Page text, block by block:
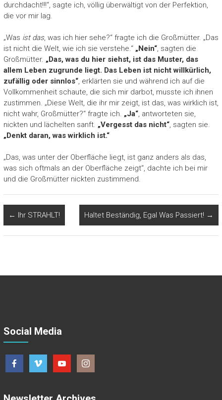
durchdacht!!!“, sagte ich, völlig überwältigt von der Perfektion,
die vor mir lag.
„Was ist das, was ich hier sehe?“ fragte ich die Großmütter. „Das
ist nicht die Welt, wie ich sie verstehe.“ „Nein“, sagten die
Großmütter. „Das, was du hier siehst, ist das Muster, das
allem Leben zugrunde liegt. Das Leben ist nicht willkürlich,
zufällig oder sinnlos“, erklärten sie und während ich auf die
Vollkommenheit schaute, die sich mir darbot, musste ich ihnen
zustimmen. „Diese Welt, die ihr mir zeigt, ist das, was wirklich ist,
nicht wahr, Großmütter?“ fragte ich. „Ja“, antworteten sie,
nickten und lächelten sanft. „Vergesst das nicht“, sagten sie.
„Denkt daran, was wirklich ist.“
„Das, was unter der Oberfläche liegt, ist ganz anders als das,
was sich oftmals an der Oberfläche zeigt“, dachte ich bei mir
und die Großmütter nickten zustimmend.
← Ihr STRAHLT! Haltet Beständig, Egal Was Passiert! →
Social Media